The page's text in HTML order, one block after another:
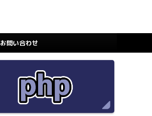
お問い合わせ